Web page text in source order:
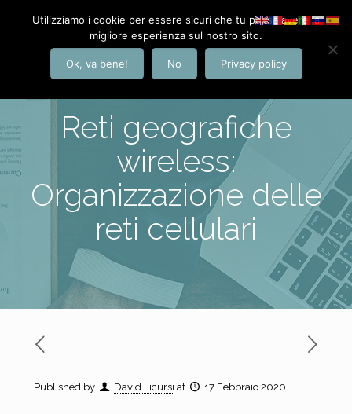
Reti geografiche
wireless:
Organizzazione delle
reti cellulari
Published by David Licursi at 17 Febbraio 2020
Utilizziamo i cookie per essere sicuri che tu possa avere la
migliore esperienza sul nostro sito.
Ok, va bene! No Privacy policy